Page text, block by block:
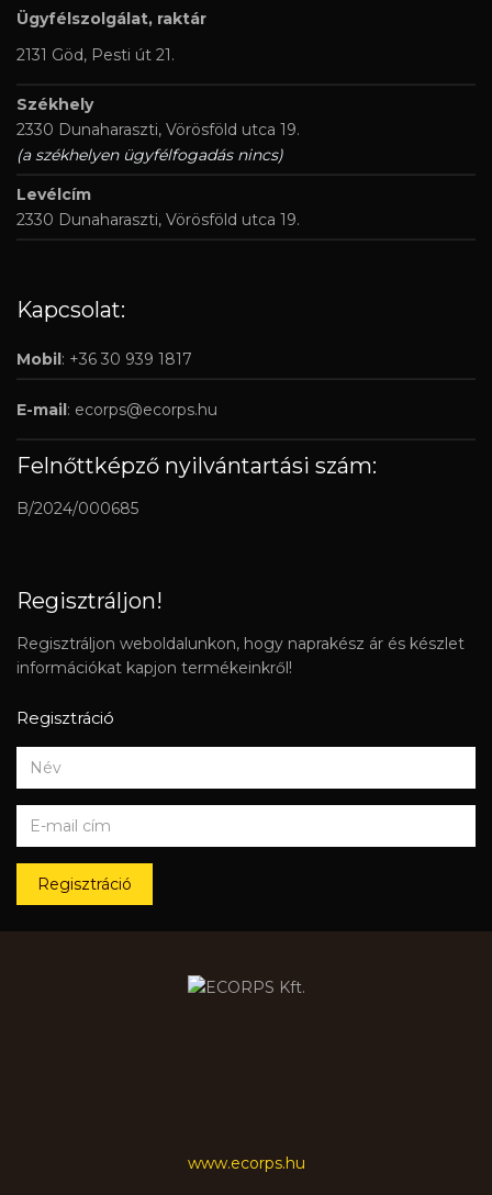
Ügyfélszolgálat, raktár
2131 Göd, Pesti út 21.
Székhely
2330 Dunaharaszti, Vörösföld utca 19.
(a székhelyen ügyfélfogadás nincs)
Levélcím
2330 Dunaharaszti, Vörösföld utca 19.
Kapcsolat:
Mobil: +36 30 939 1817
E-mail: ecorps@ecorps.hu
Felnőttképző nyilvántartási szám:
B/2024/000685
Regisztráljon!
Regisztráljon weboldalunkon, hogy naprakész ár és készlet
információkat kapjon termékeinkről!
Regisztráció
Regisztráció
www.ecorps.hu